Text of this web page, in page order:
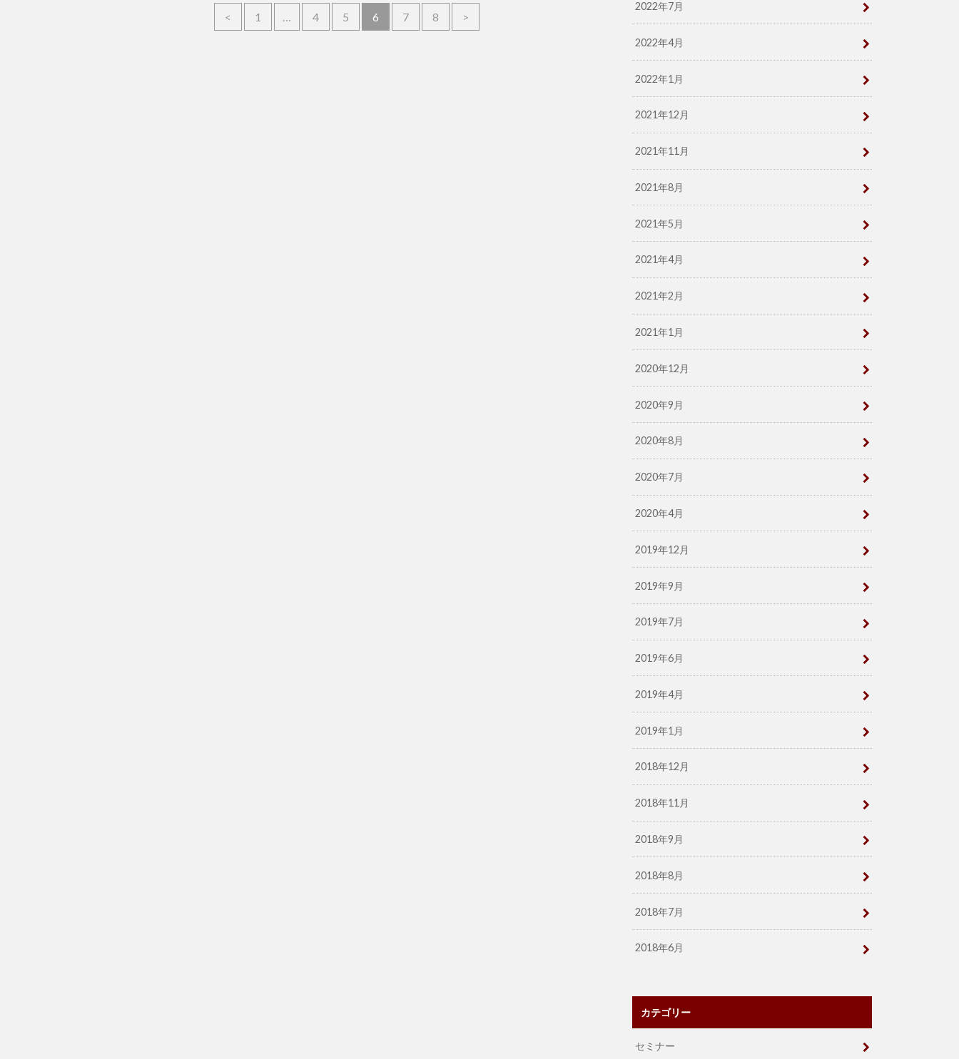
< 1 … 4 5 6 7 8 >
2022年7月
2022年4月
2022年1月
2021年12月
2021年11月
2021年8月
2021年5月
2021年4月
2021年2月
2021年1月
2020年12月
2020年9月
2020年8月
2020年7月
2020年4月
2019年12月
2019年9月
2019年7月
2019年6月
2019年4月
2019年1月
2018年12月
2018年11月
2018年9月
2018年8月
2018年7月
2018年6月
カテゴリー
セミナー